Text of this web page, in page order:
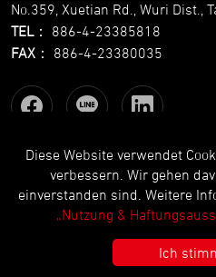
No.359, Xuetian Rd., Wuri Dist.,
TEL： 886-4-23385818
FAX ： 886-4-23380035
Copyright © OSCARMAX All
Media EZB2B
Diese Website verwendet
verbessern. Wir gehen
einverstanden sind. Weitere
„Nutzung &
Ich